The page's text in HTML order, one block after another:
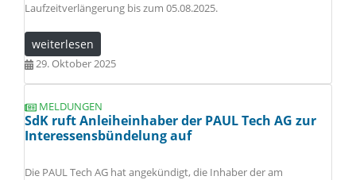
Laufzeitverlängerung bis zum 05.08.2025.
weiterlesen
29. Oktober 2025
MELDUNGEN
SdK ruft Anleiheinhaber der PAUL Tech AG zur
Interessensbündelung auf
Die PAUL Tech AG hat angekündigt, die Inhaber der am